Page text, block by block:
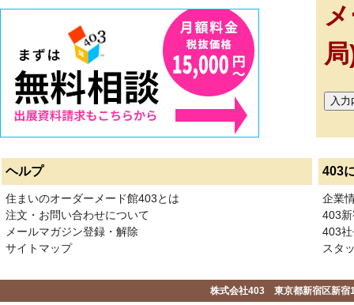
ヘルプ 403
住まいのオーダーメード館403とは
注文・お問い合わせについて
メールマガジン登録・解除
サイトマップ
企業
403
403
スタ
株式会社403 東京都新宿区新